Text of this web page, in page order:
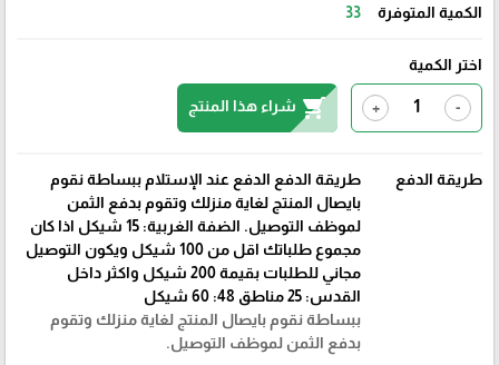
الكمية المتوفرة 33
اختر الكمية
-
+
shopping_cart شراء هذا المنتج
طريقة الدفع
طريقة الدفع الدفع عند الإستلام ببساطة نقوم
بايصال المنتج لغاية منزلك وتقوم بدفع الثمن
لموظف التوصيل. الضفة الغربية: 15 شيكل اذا كان
مجموع طلباتك اقل من 100 شيكل ويكون التوصيل
مجاني للطلبات بقيمة 200 شيكل واكثر داخل
القدس: 25 مناطق 48: 60 شيكل
ببساطة نقوم بايصال المنتج لغاية منزلك وتقوم
بدفع الثمن لموظف التوصيل.